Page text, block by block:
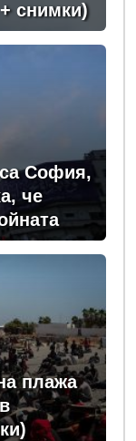
снимки)
София,
че
плажа